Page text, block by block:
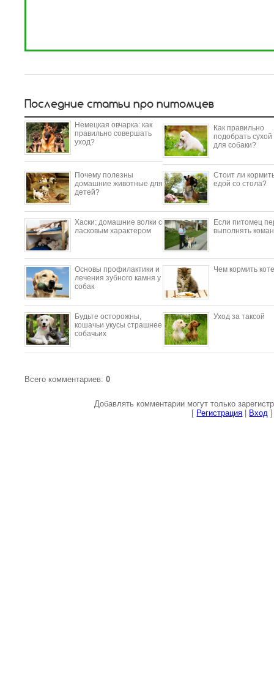
Последние статьи про питомцев
Немецкая овчарка: как
правильно совершать
уход?
Как правильно
подобрать сухой
для собаки?
Почему полезны
домашние животные для
детей?
Стоит ли
едой со стола?
​Хаски: домашние волки с
ласковым характером
Если питомец
выполнять
Основы профилактики и
лечения зубного камня у
собак
Чем кормить
Будьте осторожны,
кошачьи укусы страшнее
собачьих
Уход за таксой
Всего комментариев: 0
Добавлять комментарии могут только
[ Регистрация Вход ]